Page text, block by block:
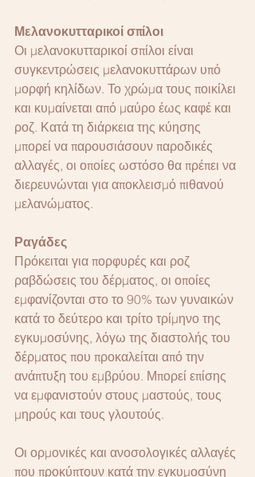
Μελανοκυτταρικοί σπίλοι
Οι μελανοκυτταρικοί σπίλοι είναι
συγκεντρώσεις μελανοκυττάρων υπό
μορφή κηλίδων. Το χρώμα τους ποικίλει
και κυμαίνεται από μαύρο έως καφέ και
ροζ. Κατά τη διάρκεια της κύησης
μπορεί να παρουσιάσουν παροδικές
αλλαγές, οι οποίες ωστόσο θα πρέπει να
διερευνώνται για αποκλεισμό πιθανού
μελανώματος.
Ραγάδες
Πρόκειται για πορφυρές και ροζ
ραβδώσεις του δέρματος, οι οποίες
εμφανίζονται στο το 90% των γυναικών
κατά το δεύτερο και τρίτο τρίμηνο της
εγκυμοσύνης, λόγω της διαστολής του
δέρματος που προκαλείται από την
ανάπτυξη του εμβρύου. Μπορεί επίσης
να εμφανιστούν στους μαστούς, τους
μηρούς και τους γλουτούς.
Οι ορμονικές και ανοσολογικές αλλαγές
που προκύπτουν κατά την εγκυμοσύνη